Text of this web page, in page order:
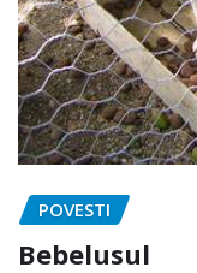
POVESTI
Bebelusul